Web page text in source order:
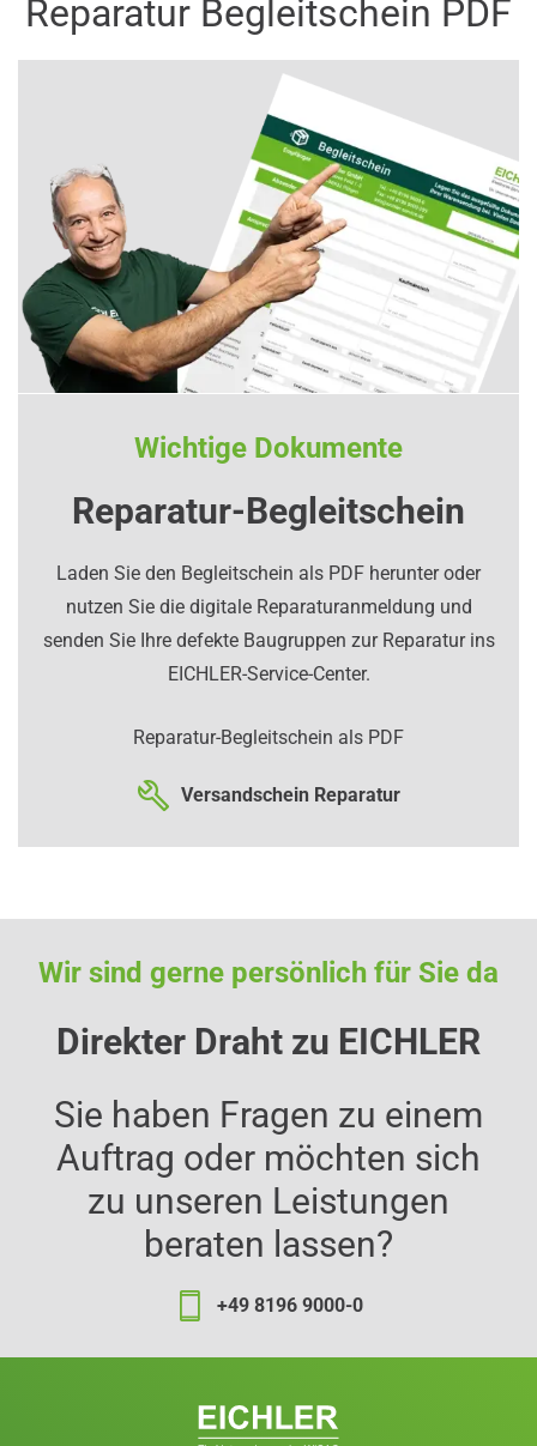
Reparatur Begleitschein PDF
Wichtige Dokumente
Reparatur-Begleitschein
Laden Sie den Begleitschein als PDF herunter oder
nutzen Sie die digitale Reparaturanmeldung und
senden Sie Ihre defekte Baugruppen zur Reparatur ins
EICHLER-Service-Center.
Reparatur-Begleitschein als PDF
Versandschein Reparatur
Wir sind gerne persönlich für Sie da
Direkter Draht zu EICHLER
Sie haben Fragen zu einem
Auftrag oder möchten sich
zu unseren Leistungen
beraten lassen?
+49 8196 9000-0